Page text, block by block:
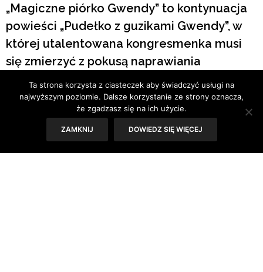
„Magiczne piórko Gwendy” to kontynuacja
powieści „Pudełko z guzikami Gwendy”, w
której utalentowana kongresmenka musi
się zmierzyć z pokusą naprawiania
rzeczywistości przy pomocy narzędzia nie z
tego świata.
Tekst: Sylwia Skorstad
Ta strona korzysta z ciasteczek aby świadczyć usługi na
najwyższym poziomie. Dalsze korzystanie ze strony oznacza,
że zgadzasz się na ich użycie.
ZAMKNIJ DOWIEDZ SIĘ WIĘCEJ